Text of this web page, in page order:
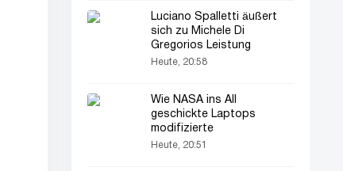
Luciano Spalletti äußert
sich zu Michele Di
Gregorios Leistung
Heute, 20:58
Wie NASA ins All
geschickte Laptops
modifizierte
Heute, 20:51